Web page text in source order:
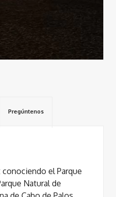
Pregúntenos
conociendo el ​Parque
Natural de